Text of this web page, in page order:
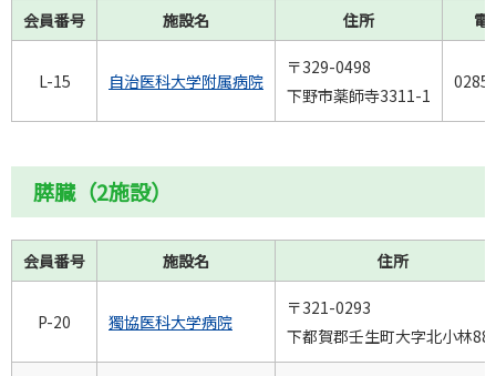
会員番号 施設名 住所 電
L-15 自治医科大学附属病院
〒329-0498
下野市薬師寺3311-1
膵臓（2施設）
会員番号 施設名 住所
P-20 獨協医科大学病院
〒321-0293
下都賀郡壬生町大字北小林